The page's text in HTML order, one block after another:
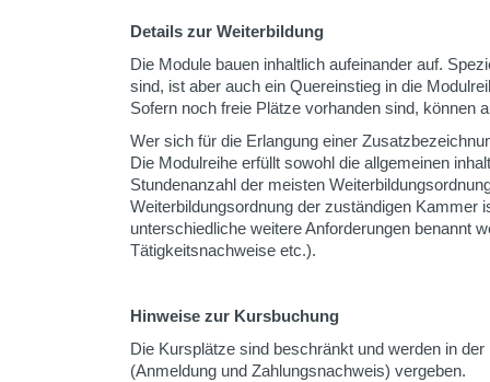
Details zur Weiterbildung
Die Module bauen inhaltlich aufeinander auf.
sind, ist aber auch ein Quereinstieg in die
Sofern noch freie Plätze vorhanden sind, können
Wer sich für die Erlangung einer
Die Modulreihe erfüllt sowohl die allgemeinen
Stundenanzahl der meisten
Weiterbildungsordnung der zuständigen Kammer
unterschiedliche weitere Anforderungen benannt
Tätigkeitsnachweise etc.).
Hinweise zur Kursbuchung
Die Kursplätze sind beschränkt und werden in
(Anmeldung und Zahlungsnachweis) vergeben.